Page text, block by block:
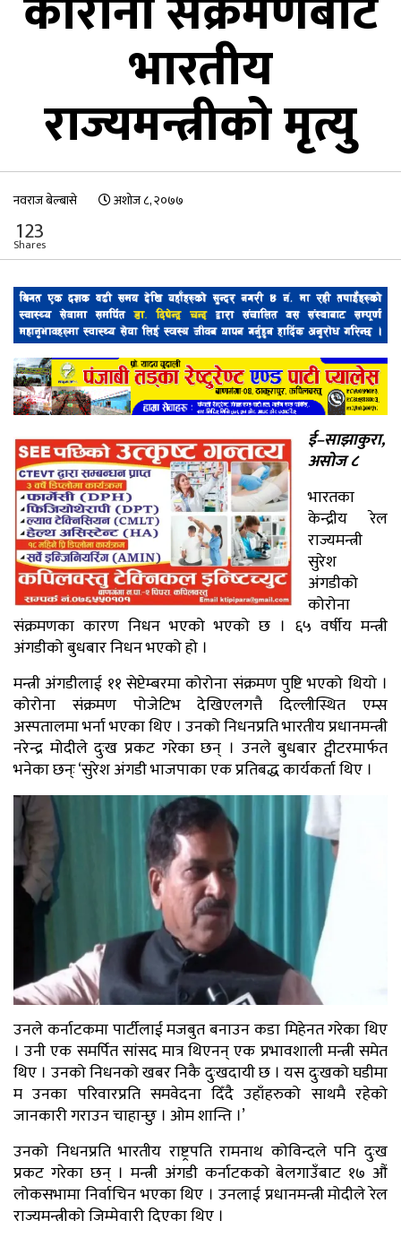
भारतीय
राज्यमन्त्रीको मृत्यु
नवराज बेल्बासे अशोज ८, २०७७
123
Shares
ई–साझाकुरा,
असोज ८
भारतका
केन्द्रीय रेल
राज्यमन्त्री
सुरेश
अंगडीको
कोरोना
संक्रमणका कारण निधन भएको भएको छ । ६५ वर्षीय मन्त्री
अंगडीको बुधबार निधन भएको हो ।
मन्त्री अंगडीलाई ११ सेप्टेम्बरमा कोरोना संक्रमण पुष्टि भएको थियो ।
कोरोना संक्रमण पोजेटिभ देखिएलगत्तै दिल्लीस्थित एम्स
अस्पतालमा भर्ना भएका थिए । उनको निधनप्रति भारतीय प्रधानमन्त्री
नरेन्द्र मोदीले दुःख प्रकट गरेका छन् । उनले बुधबार ट्वीटरमार्फत
भनेका छन्ः ‘सुरेश अंगडी भाजपाका एक प्रतिबद्ध कार्यकर्ता थिए ।
उनले कर्नाटकमा पार्टीलाई मजबुत बनाउन कडा मिहेनत गरेका थिए
। उनी एक समर्पित सांसद मात्र थिएनन् एक प्रभावशाली मन्त्री समेत
थिए । उनको निधनको खबर निकै दुःखदायी छ । यस दुःखको घडीमा
म उनका परिवारप्रति समवेदना दिँदै उहाँहरुको साथमै रहेको
जानकारी गराउन चाहान्छु । ओम शान्ति ।’
उनको निधनप्रति भारतीय राष्ट्रपति रामनाथ कोविन्दले पनि दुःख
प्रकट गरेका छन् । मन्त्री अंगडी कर्नाटकको बेलगाउँबाट १७ औं
लोकसभामा निर्वाचिन भएका थिए । उनलाई प्रधानमन्त्री मोदीले रेल
राज्यमन्त्रीको जिम्मेवारी दिएका थिए ।